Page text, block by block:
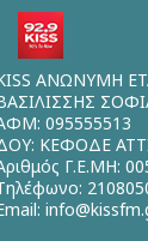
ΑΝΩΝΥΜΗ
095555513
ΚΕΦΟΔΕ
Γ.Ε.ΜΗ: